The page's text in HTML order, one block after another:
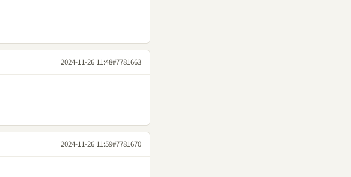
2024-11-26 11:48#7781663
2024-11-26 11:59#7781670